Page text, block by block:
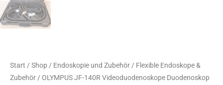
Start / Shop / Endoskopie und Zubehör/ Flexible Endoskope &
Zubehör/ OLYMPUS JF-140R Videoduodenoskope Duodenoskop